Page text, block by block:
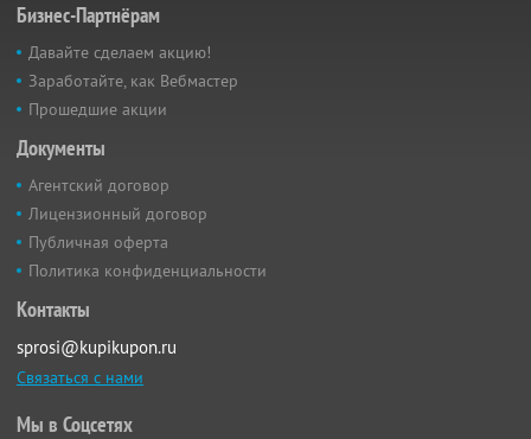
Бизнес-Партнёрам
Давайте сделаем акцию!
Заработайте, как Вебмастер
Прошедшие акции
Документы
Агентский договор
Лицензионный договор
Публичная оферта
Политика конфиденциальности
Контакты
sprosi@kupikupon.ru
Связаться с нами
Мы в Соцсетях